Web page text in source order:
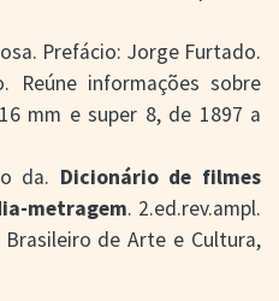
Prefácio: Jorge Furtado.
Reúne informações sobre
mm e super 8, de 1897 a
da. Dicionário de filmes
metragem. 2.ed.rev.ampl.
de Arte e Cultura,